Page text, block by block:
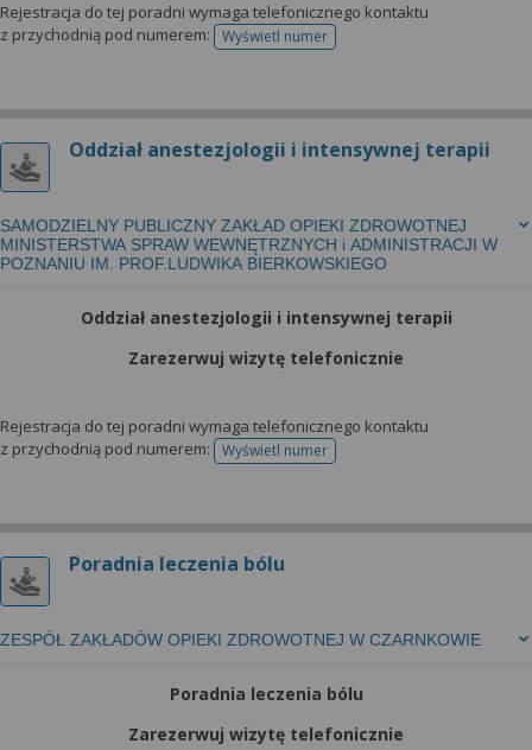
Rejestracja do tej poradni wymaga telefonicznego kontaktu
z przychodnią pod numerem:
Wyświetl numertelefonu do rejestracji
Oddział anestezjologii i intensywnej terapii
SAMODZIELNY PUBLICZNY ZAKŁAD OPIEKI ZDROWOTNEJ
MINISTERSTWA SPRAW WEWNĘTRZNYCH i ADMINISTRACJI W
POZNANIU IM. PROF.LUDWIKA BIERKOWSKIEGO
Oddział anestezjologii i intensywnej terapii
Zarezerwuj wizytę telefonicznie
Rejestracja do tej poradni wymaga telefonicznego kontaktu
z przychodnią pod numerem:
Wyświetl numertelefonu do rejestracji
Poradnia leczenia bólu
ZESPÓŁ ZAKŁADÓW OPIEKI ZDROWOTNEJ W CZARNKOWIE
Poradnia leczenia bólu
Zarezerwuj wizytę telefonicznie